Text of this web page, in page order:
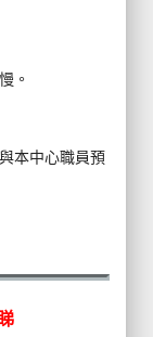
。
本中心職員預